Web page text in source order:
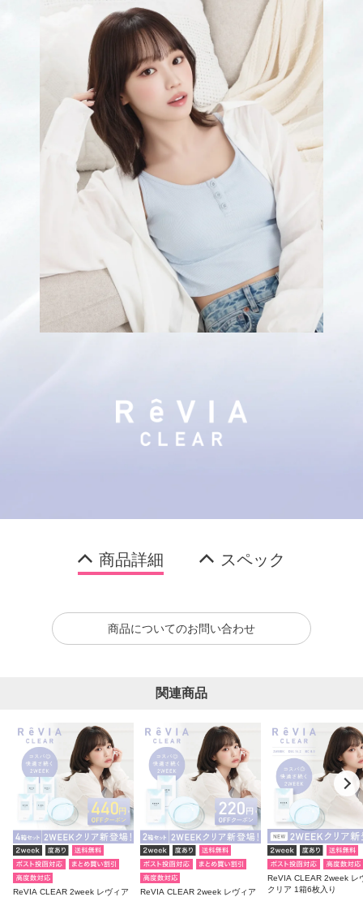
商品詳細 スペック
商品についてのお問い合わせ
関連商品
ReVIA CLEAR 2week レヴィア
ReVIA CLEAR 2week レヴィア
ReVIA CLEAR 2week レ
クリア 1箱6枚入り